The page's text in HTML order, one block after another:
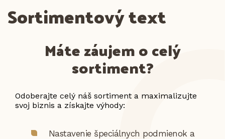
Sortimentový text
Máte záujem o celý
sortiment?
Odoberajte celý náš sortiment a maximalizujte
svoj biznis a získajte výhody:
Nastavenie špeciálnych podmienok a